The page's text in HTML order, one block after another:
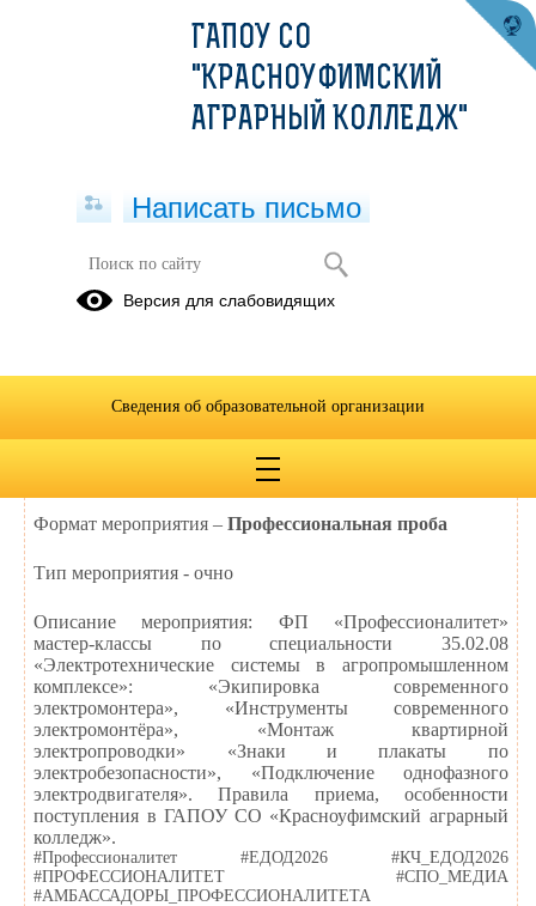
Профессиональная проба
ДАТА МЕРОПРИЯТИЯ: 13.04.2026
Адрес проведения: г. Красноуфимск, ул. Ухтомского, 14
Формат мероприятия –Профессиональная проба
Тип мероприятия - очно
Описание мероприятия: ФП «Профессионалитет»
мастер-классы по специальности 35.02.08
«Электротехнические системы в агропромышленном
комплексе»: «Экипировка современного
электромонтера», «Инструменты современного
электромонтёра», «Монтаж квартирной
электропроводки» «Знаки и плакаты по
электробезопасности», «Подключение однофазного
электродвигателя». Правила приема, особенности
поступления в ГАПОУ СО «Красноуфимский аграрный
колледж».
#Профессионалитет #ЕДОД2026 #КЧ_ЕДОД2026
#ПРОФЕССИОНАЛИТЕТ #СПО_МЕДИА
#АМБАССАДОРЫ_ПРОФЕССИОНАЛИТЕТА
ГАПОУ СО
"КРАСНОУФИМСКИЙ
АГРАРНЫЙ КОЛЛЕДЖ"
Написать письмо
Версия для слабовидящих
Сведения об образовательной организации